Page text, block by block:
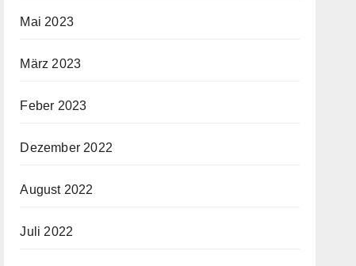
Mai 2023
März 2023
Feber 2023
Dezember 2022
August 2022
Juli 2022